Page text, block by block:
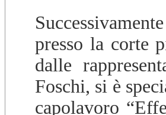
presso la corte
dalle
Foschi, si è
capolavoro